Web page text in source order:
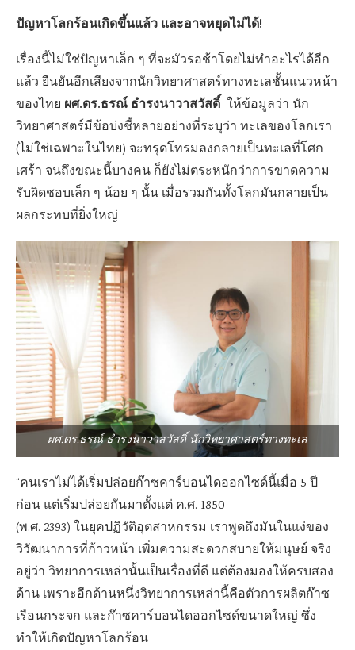
ปัญหาโลกร้อนเกิดขึ้นแล้ว และอาจหยุดไม่ได้!
เรื่องนี้ไม่ใช่ปัญหาเล็ก ๆ ที่จะมัวรอช้าโดยไม่ทำอะไรได้อีก
แล้ว ยืนยันอีกเสียงจากนักวิทยาศาสตร์ทางทะเลชั้นแนวหน้า
ของไทย ผศ.ดร.ธรณ์ ธำรงนาวาสวัสดิ์ ให้ข้อมูลว่า นัก
วิทยาศาสตร์มีข้อบ่งชี้หลายอย่างที่ระบุว่า ทะเลของโลกเรา
(ไม่ใช่เฉพาะในไทย) จะทรุดโทรมลงกลายเป็นทะเลที่โศก
เศร้า จนถึงขณะนี้บางคน ก็ยังไม่ตระหนักว่าการขาดความ
รับผิดชอบเล็ก ๆ น้อย ๆ นั้น เมื่อรวมกันทั้งโลกมันกลายเป็น
ผลกระทบที่ยิ่งใหญ่
ผศ.ดร.ธรณ์ ธำรงนาวาสวัสดิ์ นักวิทยาศาสตร์ทางทะเล
“คนเราไม่ได้เริ่มปล่อยก๊าซคาร์บอนไดออกไซด์นี้เมื่อ 5 ปี
ก่อน แต่เริ่มปล่อยกันมาตั้งแต่ ค.ศ. 1850
(พ.ศ. 2393) ในยุคปฏิวัติอุตสาหกรรม เราพูดถึงมันในแง่ของ
วิวัฒนาการที่ก้าวหน้า เพิ่มความสะดวกสบายให้มนุษย์ จริง
อยู่ว่า วิทยาการเหล่านั้นเป็นเรื่องที่ดี แต่ต้องมองให้ครบสอง
ด้าน เพราะอีกด้านหนึ่งวิทยาการเหล่านี้คือตัวการผลิตก๊าซ
เรือนกระจก และก๊าซคาร์บอนไดออกไซด์ขนาดใหญ่ ซึ่ง
ทำให้เกิดปัญหาโลกร้อน